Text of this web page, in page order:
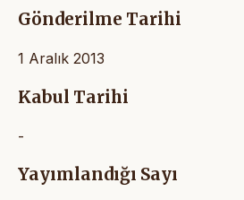
Gönderilme Tarihi
1 Aralık 2013
Kabul Tarihi
-
Yayımlandığı Sayı